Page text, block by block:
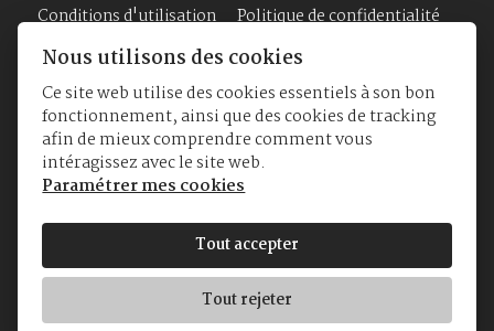
Conditions d'utilisation
Politique de confidentialité
Accueil Bijouterie Montres A Propos
Nous utilisons des cookies
Ce site web utilise des cookies essentiels à son bon
fonctionnement, ainsi que des cookies de tracking
afin de mieux comprendre comment vous
intéragissez avec le site web.
Paramétrer mes cookies
Tout accepter
Tout rejeter